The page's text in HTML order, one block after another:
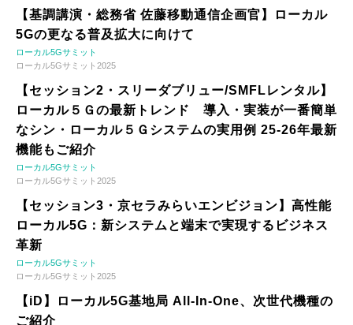
【基調講演・総務省 佐藤移動通信企画官】ローカル
5Gの更なる普及拡大に向けて
ローカル5Gサミット
ローカル5Gサミット2025
【セッション2・スリーダブリュー/SMFLレンタル】
ローカル５Ｇの最新トレンド 導入・実装が一番簡単
なシン・ローカル５Ｇシステムの実用例 25-26年最新
機能もご紹介
ローカル5Gサミット
ローカル5Gサミット2025
【セッション3・京セラみらいエンビジョン】高性能
ローカル5G：新システムと端末で実現するビジネス
革新
ローカル5Gサミット
ローカル5Gサミット2025
【iD】ローカル5G基地局 All-In-One、次世代機種の
ご紹介